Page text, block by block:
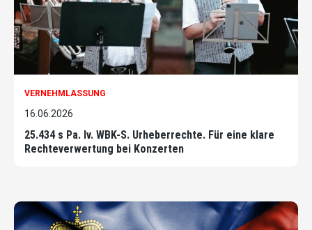
VERNEHMLASSUNG
16.06.2026
25.434 s Pa. Iv. WBK-S. Urheberrechte. Für eine klare
Rechteverwertung bei Konzerten